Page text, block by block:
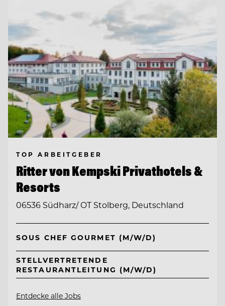
TOP ARBEITGEBER
Ritter von Kempski Privathotels &
Resorts
06536 Südharz/ OT Stolberg, Deutschland
SOUS CHEF GOURMET (M/W/D)
STELLVERTRETENDE
RESTAURANTLEITUNG (M/W/D)
Entdecke alle Jobs